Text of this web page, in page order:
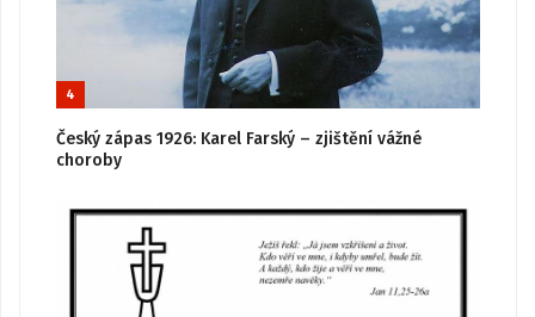
4
Český zápas 1926: Karel Farský – zjištění vážné
choroby